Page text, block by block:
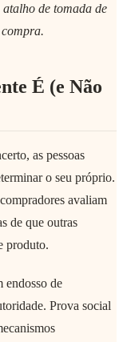
de tomada de
É (e Não
as pessoas
o seu próprio.
avaliam
de que outras
produto.
endosso de
Prova social